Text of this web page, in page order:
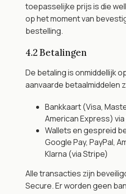
toepasselijke prijs is die
op het moment van
bestelling.
4.2 Betalingen
De betaling is onmiddellijk
aanvaarde betaalmiddelen
Bankkaart (Visa,
American Express)
Wallets en gespreid
Google Pay, PayPal,
Klarna (via Stripe)
Alle transacties zijn
Secure. Er worden geen